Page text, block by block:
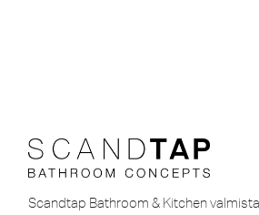
Scandtap Bathroom & Kitchen